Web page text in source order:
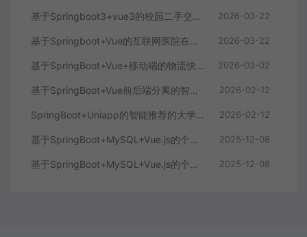
基于Springboot3+vue3的校园二手交易平台 2026-03-22
基于Springboot+Vue的互联网医院在线问诊系统 2026-03-22
基于SpringBoot+Vue+移动端的物流快递系统 2026-03-02
基于SpringBoot+Vue前后端分离的智能知识库问答系统 2026-02-12
SpringBoot+Uniapp的智能推荐的大学生社交平台 2026-02-12
基于SpringBoot+MySQL+Vue.js的个人健康管理系统(附论文) 2025-12-08
基于SpringBoot+MySQL+Vue.js的个性化推荐电商系统(附论文) 2025-12-08